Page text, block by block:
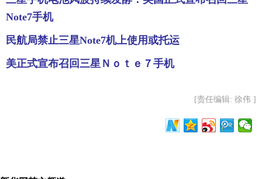
Note7手机
民航局禁止三星Note7机上使用或托运
美正式宣布召回三星Ｎｏｔｅ７手机
[责任编辑: 徐伟 ]